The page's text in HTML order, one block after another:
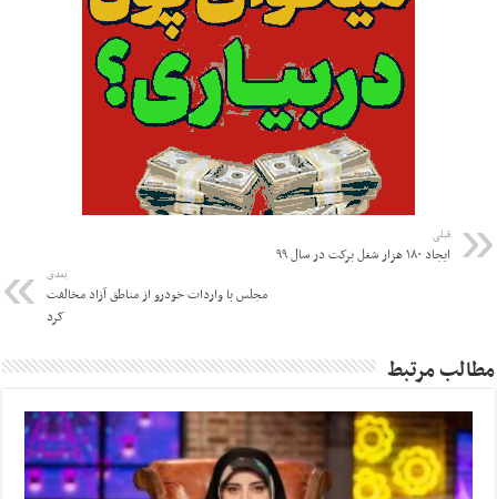
قبلی
ایجاد ۱۸۰ هزار شغل برکت در سال ۹۹
بعدی
مجلس با واردات خودرو از مناطق آزاد مخالفت
کرد
مطالب مرتبط